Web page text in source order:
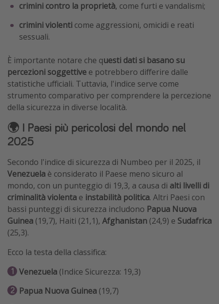
crimini contro la proprietà, come furti e vandalismi;
crimini violenti come aggressioni, omicidi e reati
sessuali.
È importante notare che questi dati si basano su
percezioni soggettive e potrebbero differire dalle
statistiche ufficiali. Tuttavia, l'indice serve come
strumento comparativo per comprendere la percezione
della sicurezza in diverse località.
🌍 I Paesi più pericolosi del mondo nel
2025
Secondo l'indice di sicurezza di Numbeo per il 2025, il
Venezuela è considerato il Paese meno sicuro al
mondo, con un punteggio di 19,3, a causa di alti livelli di
criminalità violenta e instabilità politica. Altri Paesi con
bassi punteggi di sicurezza includono Papua Nuova
Guinea (19,7), Haiti (21,1), Afghanistan (24,9) e Sudafrica
(25,3).
Ecco la testa della classifica:
Venezuela (Indice Sicurezza: 19,3)
Papua Nuova Guinea (19,7)